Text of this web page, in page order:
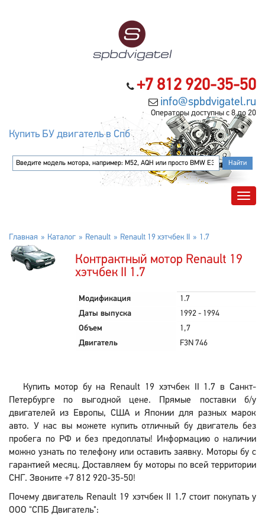
+7 812 920-35-50
info@spbdvigatel.ru
Операторы доступны с 8 до 20
Купить БУ двигатель в Спб
Главная Каталог Renault Renault 19 хэтчбек II 1.7
Контрактный мотор Renault 19
хэтчбек II 1.7
Модификация
1.7
Даты выпуска
1992 - 1994
Объем
1,7
Двигатель
F3N 746
Купить мотор бу на Renault 19 хэтчбек II 1.7 в Санкт-
Петербурге по выгодной цене. Прямые поставки б/у
двигателей из Европы, США и Японии для разных марок
авто. У нас вы можете купить отличный бу двигатель без
пробега по РФ и без предоплаты! Информацию о наличии
можно узнать по телефону или оставить заявку. Моторы бу с
гарантией месяц. Доставляем бу моторы по всей территории
СНГ. Звоните +7 812 920-35-50!
Почему двигатель Renault 19 хэтчбек II 1.7 стоит покупать у
ООО "СПБ Двигатель":